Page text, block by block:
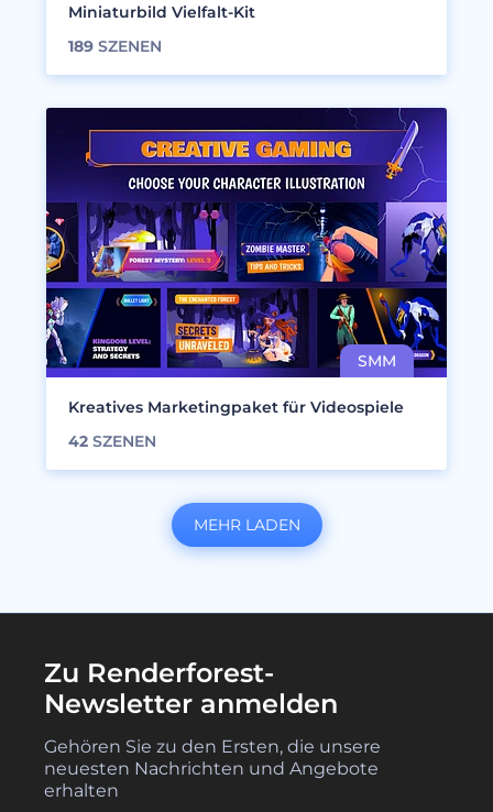
Miniaturbild Vielfalt-Kit
189 SZENEN
Kreatives Marketingpaket für Videospiele
42 SZENEN
MEHR LADEN
Zu Renderforest-
Newsletter anmelden
Gehören Sie zu den Ersten, die unsere
neuesten Nachrichten und Angebote
erhalten